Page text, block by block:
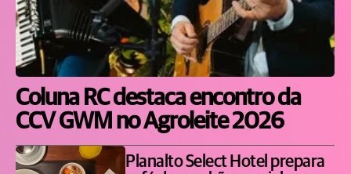
Coluna RC destaca encontro da
CCV GWM no Agroleite 2026
Planalto Select Hotel prepara